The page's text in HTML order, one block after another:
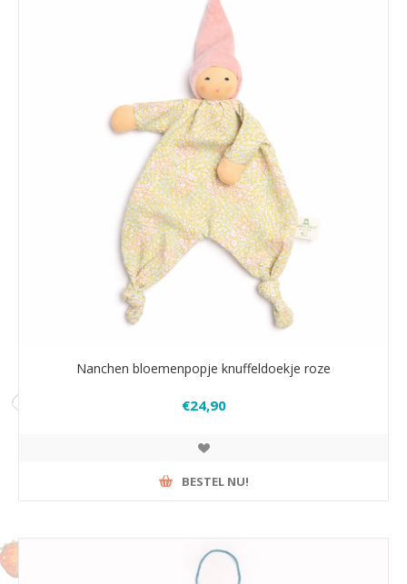
Nanchen bloemenpopje knuffeldoekje roze
€24,90
BESTEL NU!